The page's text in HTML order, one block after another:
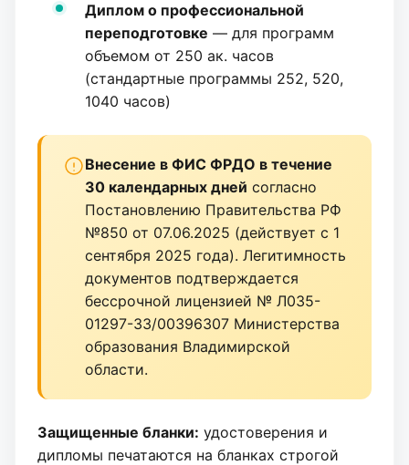
Диплом о профессиональной
переподготовке — для программ
объемом от 250 ак. часов
(стандартные программы 252, 520,
1040 часов)
Внесение в ФИС ФРДО в течение
30 календарных дней согласно
Постановлению Правительства РФ
№850 от 07.06.2025 (действует с 1
сентября 2025 года). Легитимность
документов подтверждается
бессрочной лицензией № Л035-
01297-33/00396307 Министерства
образования Владимирской
области.
Защищенные бланки: удостоверения и
дипломы печатаются на бланках строгой